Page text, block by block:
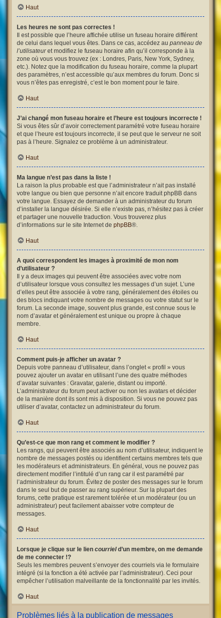
Haut
Les heures ne sont pas correctes !
Il est possible que l’heure affichée utilise un fuseau horaire différent
de celui dans lequel vous êtes. Dans ce cas, accédez au panneau de
l’utilisateuret modifiez le fuseau horaire afin qu’il corresponde à la
zone où vous vous trouvez (ex : Londres, Paris, New York, Sydney,
etc.). Notez que la modification du fuseau horaire, comme la plupart
des paramètres, n’est accessible qu’aux membres du forum. Donc si
vous n’êtes pas enregistré, c’est le bon moment pour le faire.
Haut
J’ai changé mon fuseau horaire et l’heure est toujours incorrecte !
Si vous êtes sûr d’avoir correctement paramétré votre fuseau horaire
et que l’heure est toujours incorrecte, il se peut que le serveur ne soit
pas à l’heure. Signalez ce problème à un administrateur.
Haut
Ma langue n’est pas dans la liste !
La raison la plus probable est que l’administrateur n’ait pas installé
votre langue ou bien que personne n’ait encore traduit phpBB dans
votre langue. Essayez de demander à un administrateur du forum
d’installer la langue désirée. Si elle n’existe pas, n’hésitez pas à créer
et partager une nouvelle traduction. Vous trouverez plus
d’informations sur le site Internet de phpBB®.
Haut
A quoi correspondent les images à proximité de mon nom
d’utilisateur ?
Il y a deux images qui peuvent être associées avec votre nom
d’utilisateur lorsque vous consultez les messages d’un sujet. L’une
d’elles peut être associée à votre rang, généralement des étoiles ou
des blocs indiquant votre nombre de messages ou votre statut sur le
forum. La seconde image, souvent plus grande, est connue sous le
nom d’avatar et généralement est unique ou propre à chaque
membre.
Haut
Comment puis-je afficher un avatar ?
Depuis votre panneau d’utilisateur, dans l’onglet « profil » vous
pouvez ajouter un avatar en utilisant l’une des quatre méthodes
d’avatar suivantes : Gravatar, galerie, distant ou importé.
L’administrateur du forum peut activer ou non les avatars et décider
de la manière dont ils sont mis à disposition. Si vous ne pouvez pas
utiliser d’avatar, contactez un administrateur du forum.
Haut
Qu’est-ce que mon rang et comment le modifier ?
Les rangs, qui peuvent être associés au nom d’utilisateur, indiquent le
nombre de messages postés ou identifient certains membres tels que
les modérateurs et administrateurs. En général, vous ne pouvez pas
directement modifier l’intitulé d’un rang car il est paramétré par
l’administrateur du forum. Évitez de poster des messages sur le forum
dans le seul but de passer au rang supérieur. Sur la plupart des
forums, cette pratique est rarement tolérée et un modérateur (ou un
administrateur) peut facilement abaisser votre compteur de
messages.
Haut
Lorsque je clique sur le lien courrield’un membre, on me demande
de me connecter !?
Seuls les membres peuvent s’envoyer des courriels via le formulaire
intégré (si la fonction a été activée par l’administrateur). Ceci pour
empêcher l’utilisation malveillante de la fonctionnalité par les invités.
Haut
Problèmes liés à la publication de messages